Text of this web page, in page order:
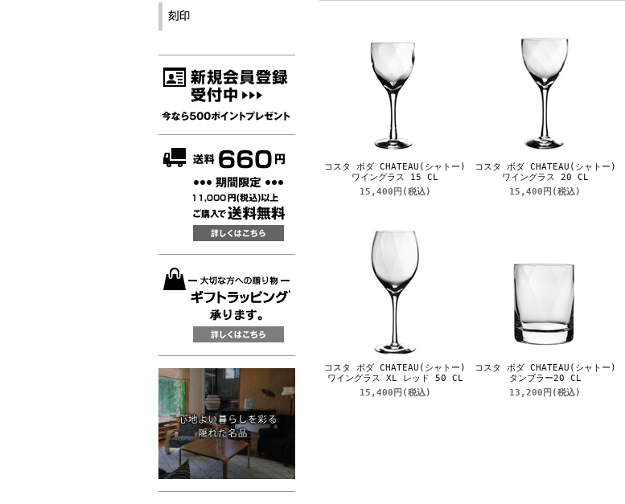
コスタ ボダ CHATEAU(シャトー)
ワイングラス 15 CL
15,400円 (税込)
コスタ ボダ CHATEAU(シャトー)
ワイングラス 20 CL
15,400円 (税込)
コスタ ボダ CHATEAU(シャトー)
ワイングラス XL レッド 50 CL
15,400円 (税込)
コスタ ボダ CHATEAU(シャトー)
タンブラー20 CL
13,200円 (税込)